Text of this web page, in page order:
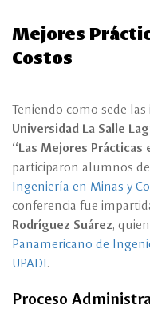
Mejores
Costos
Teniendo como sede
Universidad La Salle
“Las Mejores Prácticas
participaron alumnos
Ingeniería en Minas y
conferencia fue
Rodríguez Suárez,
Panamericano de
UPADI.
Proceso